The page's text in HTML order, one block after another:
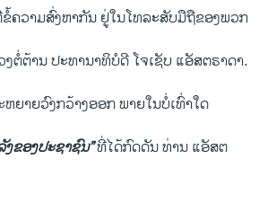
ຄວາມສົ່ງຫາກັນ ຢູ່ໃນໂທລະສັບມືຖືຂອງພວກ
ຕໍ່ຕ້ານ ປະທານາທິບໍດີ ໂຈເຊັບ ແອັສຕຣາດາ.
ຍາຍວົງກວ້າງອອກ ພາຍໃນບໍ່ເທົ່າໃດ
ງຂອງປະຊາຊົນ”ທີ່ໄດ້ກົດດັນ ທ່ານ ແອັສຕ